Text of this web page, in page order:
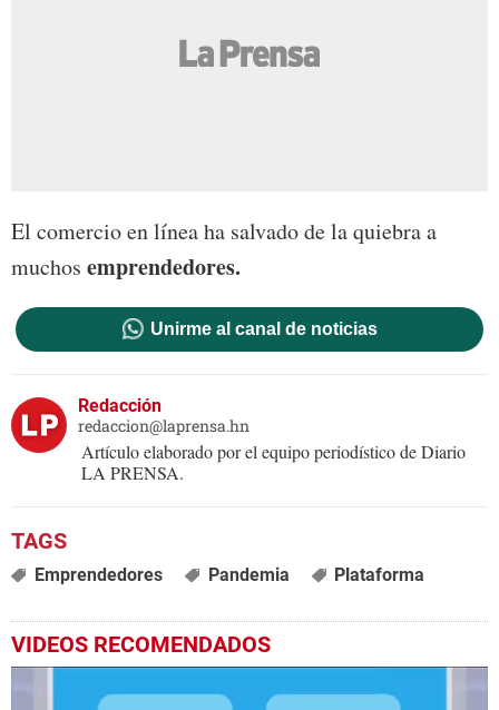
El comercio en línea ha salvado de la quiebra a
muchos emprendedores.
Unirme al canal de noticias
Redacción
redaccion@laprensa.hn
Artículo elaborado por el equipo periodístico de Diario
LA PRENSA.
Emprendedores Pandemia Plataforma
VIDEOS RECOMENDADOS